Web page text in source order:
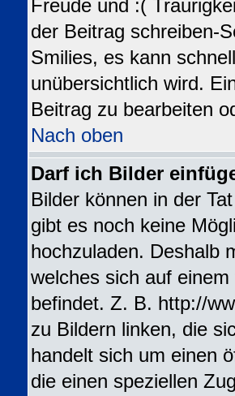
Freude und :(
der Beitrag schreiben-
Smilies, es kann
unübersichtlich wird.
Beitrag zu bearbeiten
Nach oben
Darf ich Bilder
Bilder können in der
gibt es noch keine
hochzuladen. Deshalb
welches sich auf
befindet. Z. B. http://
zu Bildern linken, die
handelt sich um einen
die einen speziellen